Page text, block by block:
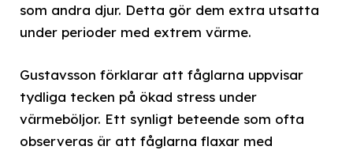
som andra djur. Detta gör dem extra utsatta
under perioder med extrem värme.
Gustavsson förklarar att fåglarna uppvisar
tydliga tecken på ökad stress under
värmeböljor. Ett synligt beteende som ofta
observeras är att fåglarna flaxar med